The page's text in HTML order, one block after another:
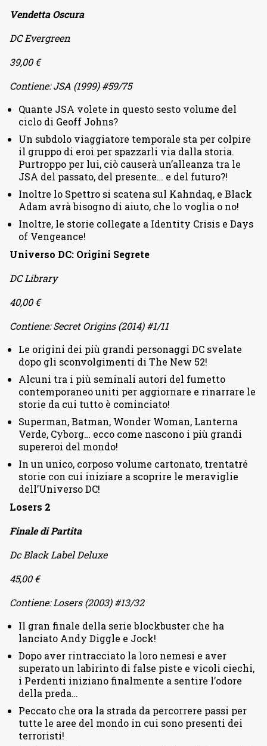
Vendetta Oscura
DC Evergreen
39,00 €
Contiene: JSA (1999) #59/75
Quante JSA volete in questo sesto volume del
ciclo di Geoff Johns?
Un subdolo viaggiatore temporale sta per colpire
il gruppo di eroi per spazzarli via dalla storia.
Purtroppo per lui, ciò causerà un’alleanza tra le
JSA del passato, del presente… e del futuro?!
Inoltre lo Spettro si scatena sul Kahndaq, e Black
Adam avrà bisogno di aiuto, che lo voglia o no!
Inoltre, le storie collegate a Identity Crisis e Days
of Vengeance!
Universo DC: Origini Segrete
DC Library
40,00 €
Contiene: Secret Origins (2014) #1/11
Le origini dei più grandi personaggi DC svelate
dopo gli sconvolgimenti di The New 52!
Alcuni tra i più seminali autori del fumetto
contemporaneo uniti per aggiornare e rinarrare le
storie da cui tutto è cominciato!
Superman, Batman, Wonder Woman, Lanterna
Verde, Cyborg… ecco come nascono i più grandi
supereroi del mondo!
In un unico, corposo volume cartonato, trentatré
storie con cui iniziare a scoprire le meraviglie
dell’Universo DC!
Losers 2
Finale di Partita
Dc Black Label Deluxe
45,00 €
Contiene: Losers (2003) #13/32
Il gran finale della serie blockbuster che ha
lanciato Andy Diggle e Jock!
Dopo aver rintracciato la loro nemesi e aver
superato un labirinto di false piste e vicoli ciechi,
i Perdenti iniziano finalmente a sentire l’odore
della preda…
Peccato che ora la strada da percorrere passi per
tutte le aree del mondo in cui sono presenti dei
terroristi!